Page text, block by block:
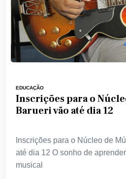
EDUCAÇÃO
Inscrições para o
Barueri vão até dia 12
Inscrições para o Núcleo de
até dia 12 O sonho de
musical